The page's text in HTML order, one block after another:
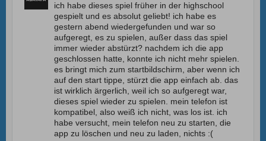
ich habe dieses spiel früher in der highschool
gespielt und es absolut geliebt! ich habe es
gestern abend wiedergefunden und war so
aufgeregt, es zu spielen, außer dass das spiel
immer wieder abstürzt? nachdem ich die app
geschlossen hatte, konnte ich nicht mehr spielen.
es bringt mich zum startbildschirm, aber wenn ich
auf den start tippe, stürzt die app einfach ab. das
ist wirklich ärgerlich, weil ich so aufgeregt war,
dieses spiel wieder zu spielen. mein telefon ist
kompatibel, also weiß ich nicht, was los ist. ich
habe versucht, mein telefon neu zu starten, die
app zu löschen und neu zu laden, nichts :(